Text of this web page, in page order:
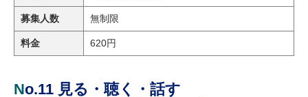
募集人数 無制限
料金 620円
No.11 見る・聴く・話す